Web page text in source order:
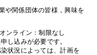
や関係団体の皆様，興味を
ンライン：制限なし
し込みが必要です。
状況によっては、計画を